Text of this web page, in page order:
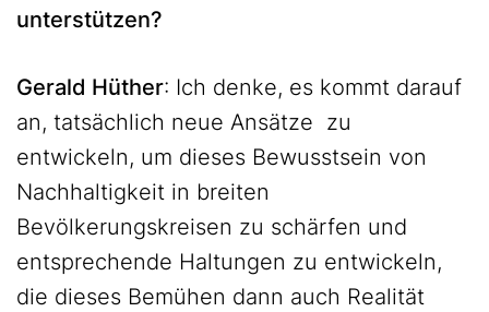
unterstützen?
Gerald Hüther: Ich denke, es kommt darauf
an, tatsächlich neue Ansätze zu
entwickeln, um dieses Bewusstsein von
Nachhaltigkeit in breiten
Bevölkerungskreisen zu schärfen und
entsprechende Haltungen zu entwickeln,
die dieses Bemühen dann auch Realität